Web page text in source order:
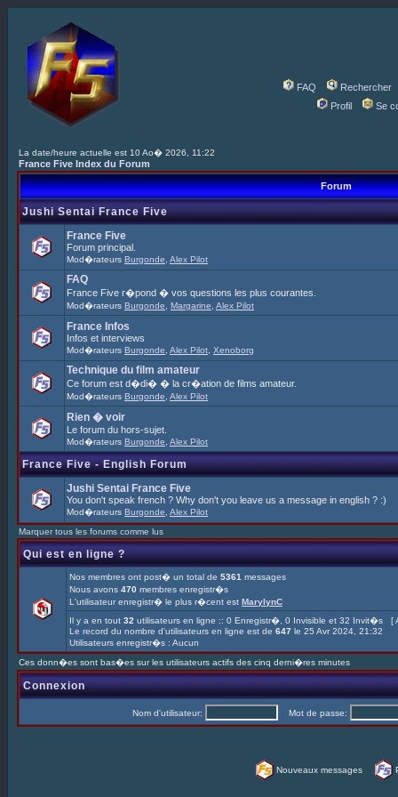
FAQ
Rechercher
Profil
Se
La date/heure actuelle est 10 Ao� 2026, 11:22
France Five Index du Forum
Forum
Jushi Sentai France Five
France Five
Forum principal.
Mod�rateurs Burgonde Alex Pilot
FAQ
France Five r�pond � vos questions les plus courantes.
Mod�rateurs Burgonde Margarine Alex Pilot
France Infos
Infos et interviews
Mod�rateurs Burgonde Alex Pilot Xenoborg
Technique du film amateur
Ce forum est d�di� � la cr�ation de films amateur.
Mod�rateurs Burgonde Alex Pilot
Rien � voir
Le forum du hors-sujet.
Mod�rateurs Burgonde Alex Pilot
France Five - English Forum
Jushi Sentai France Five
You don't speak french ? Why don't you leave us a message in english ? :)
Mod�rateurs Burgonde Alex Pilot
Marquer tous les forums comme lus
Qui est en ligne ?
Nos membres ont post� un total de 5361 messages
Nous avons 470 membres enregistr�s
L'utilisateur enregistr� le plus r�cent est MarylynC
Il y a en tout 32 utilisateurs en ligne :: 0 Enregistr�, 0 Invisible et 32 Invit�s [
Le record du nombre d'utilisateurs en ligne est de 647 le 25 Avr 2024, 21:32
Utilisateurs enregistr�s : Aucun
Ces donn�es sont bas�es sur les utilisateurs actifs des cinq derni�res minutes
Connexion
Nom d'utilisateur: Mot de passe:
Nouveaux messages